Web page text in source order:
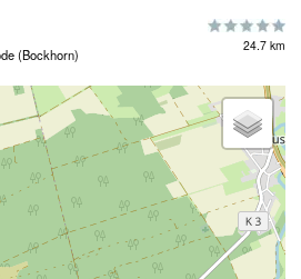
(Bockhorn)
24.7 km